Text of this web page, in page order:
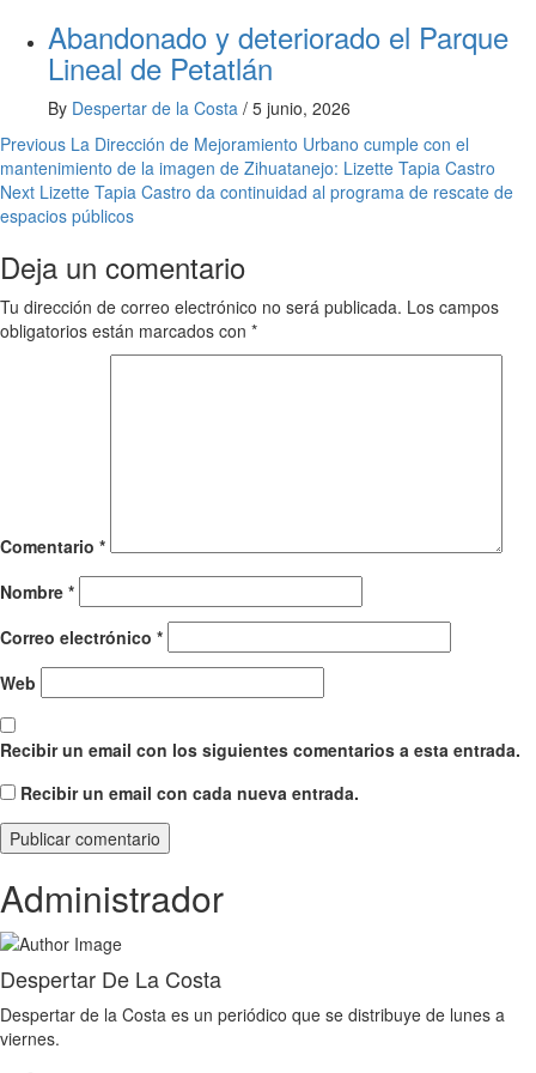
Abandonado y deteriorado el Parque
Lineal de Petatlán
By Despertar de la Costa / 5 junio, 2026
Post
navigation
Previous La Dirección de Mejoramiento Urbano cumple con el
mantenimiento de la imagen de Zihuatanejo: Lizette Tapia Castro
Next Lizette Tapia Castro da continuidad al programa de rescate de
espacios públicos
Deja un comentario
Tu dirección de correo electrónico no será publicada. Los campos
obligatorios están marcados con *
Comentario *
Nombre *
Correo electrónico *
Web
Recibir un email con los siguientes comentarios a esta entrada.
Recibir un email con cada nueva entrada.
Administrador
Despertar De La Costa
Despertar de la Costa es un periódico que se distribuye de lunes a
viernes.